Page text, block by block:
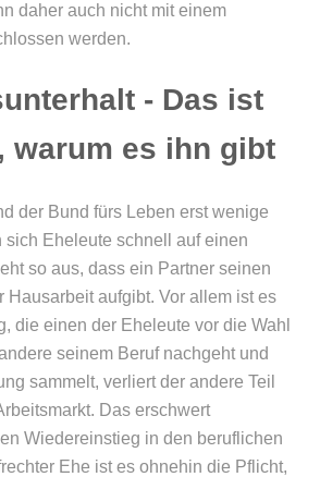
daher auch nicht mit einem
werden.
- Das ist
warum es ihn gibt
der Bund fürs Leben erst wenige
sich Eheleute schnell auf einen
so aus, dass ein Partner seinen
Hausarbeit aufgibt. Vor allem ist es
die einen der Eheleute vor die Wahl
seinem Beruf nachgeht und
sammelt, verliert der andere Teil
Das erschwert
Wiedereinstieg in den beruflichen
Ehe ist es ohnehin die Pflicht,